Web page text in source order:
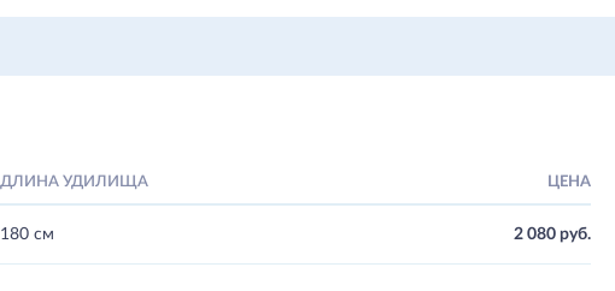
ДЛИНА УДИЛИЩА ЦЕНА
180 см 2 080 руб.